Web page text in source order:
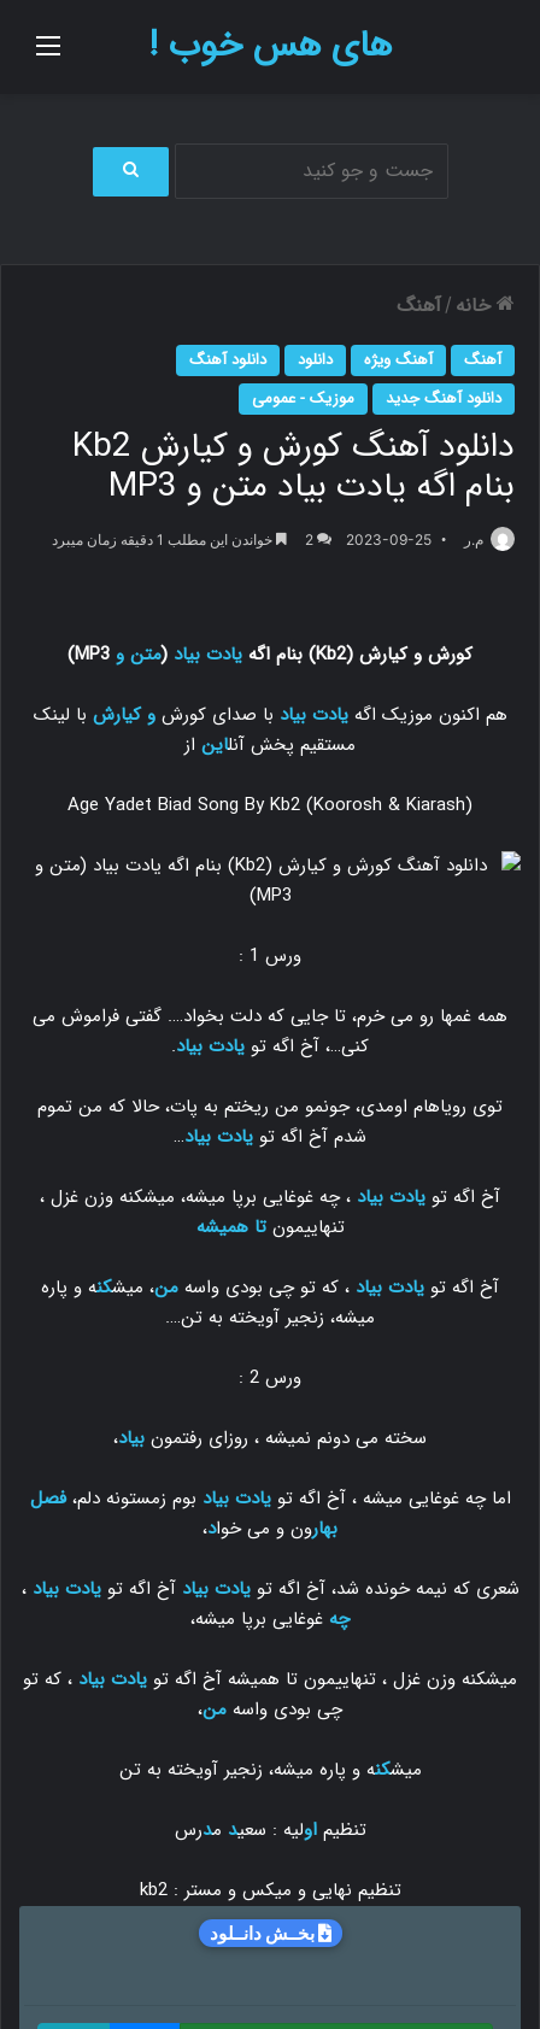
های هس خوب !
ج
خانه / آهنگ
آهنگ آهنگ ویژه دانلود
دانلود آهنگ
دانلود آهنگ جدید
موزیک - عمومی
دانلود آهنگ کورش و کیارش Kb2
بنام اگه یادت بیاد متن و MP3
م.ر 2023-09-25
2 خواندن این مطلب 1 دقیقه زمان میبرد
کورش و کیارش (Kb2) بنام اگه یادت بیاد (متن و
هم اکنون موزیک اگهیادت بیاد با صدای کورشو کیارش با لینک
مستقیم پخش آنلاین از
Age Yadet Biad Song By Kb2 (Koorosh & Kiarash)
ورس 1 :
همه غمها رو می خرم، تا جایی که دلت بخواد…. گفتی فراموش می
کنی…، آخ اگه تو یادت بیاد.
توی رویاهام اومدی، جونمو من ریختم به پات، حالا که من تموم
شدم آخ اگه تو یادت بیاد…
آخ اگه تو یادت بیاد ، چه غوغایی برپا میشه، میشکنه وزن غزل ،
تنهاییمونتا همیشه
آخ اگه تو یادت بیاد ، که تو چی بودی واسه من، میشکنه و پاره
میشه، زنجیر آویخته به تن….
ورس 2 :
سخته می دونم نمیشه ، روزای رفتمون بیاد،
اما چه غوغایی میشه ، آخ اگه تویادت بیاد بوم زمستونه دلم،فصل
بهارون و می خواد،
شعری که نیمه خونده شد، آخ اگه تویادت بیاد آخ اگه تویادت بیاد ،
چه غوغایی برپا میشه،
میشکنه وزن غزل ، تنهاییمون تا همیشه آخ اگه تو یادت بیاد ، که تو
چی بودی واسه من،
میشکنه و پاره میشه، زنجیر آویخته به تن
تنظیماولیه : سعید مدرس
تنظیم نهایی و میکس و مستر : kb2
بخــش دانــلود